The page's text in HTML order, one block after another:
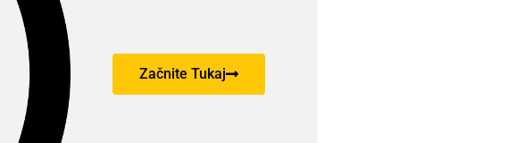
Začnite Tukaj